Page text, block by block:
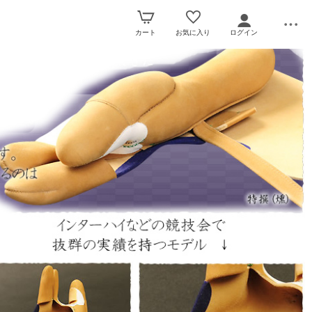
カート お気に入り ログイン